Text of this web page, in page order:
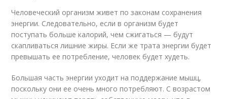
Человеческий организм живет по законам сохранения
энергии. Следовательно, если в организм будет
поступать больше калорий, чем сжигаться — будут
скапливаться лишние жиры. Если же трата энергии будет
превышать ее потребление, человек будет худеть.
Большая часть энергии уходит на поддержание мышц,
поскольку они ее очень много потребляют. С возрастом